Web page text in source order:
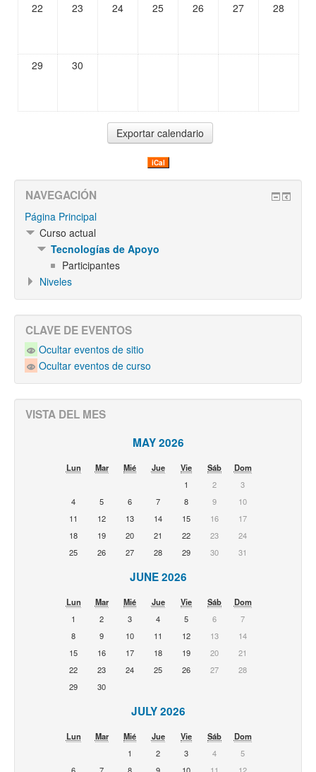
22 23 24 25 26 27 28
29 30
iCal
NAVEGACIÓN
Página Principal
Curso actual
Tecnologías de Apoyo
Participantes
Niveles
CLAVE DE EVENTOS
Ocultar eventos de sitio
Ocultar eventos de curso
VISTA DEL MES
MAY 2026
Lun Mar Mié Jue Vie Sáb
Dom
1
2
3
4
5 6 7 8 9
10
11
12 13 14 15 16
17
18
19 20 21 22 23
24
25
26 27 28 29 30 31
JUNE 2026
Lun Mar Mié Jue Vie Sáb
Dom
1
2 3 4 5 6
7
8
9 10 11 12 13
14
15
16 17 18 19 20
21
22
23 24 25 26 27
28
29
30
JULY 2026
Lun Mar Mié Jue Vie Sáb
Dom
1
2 3 4
5
6
7 8 9 10 11 12